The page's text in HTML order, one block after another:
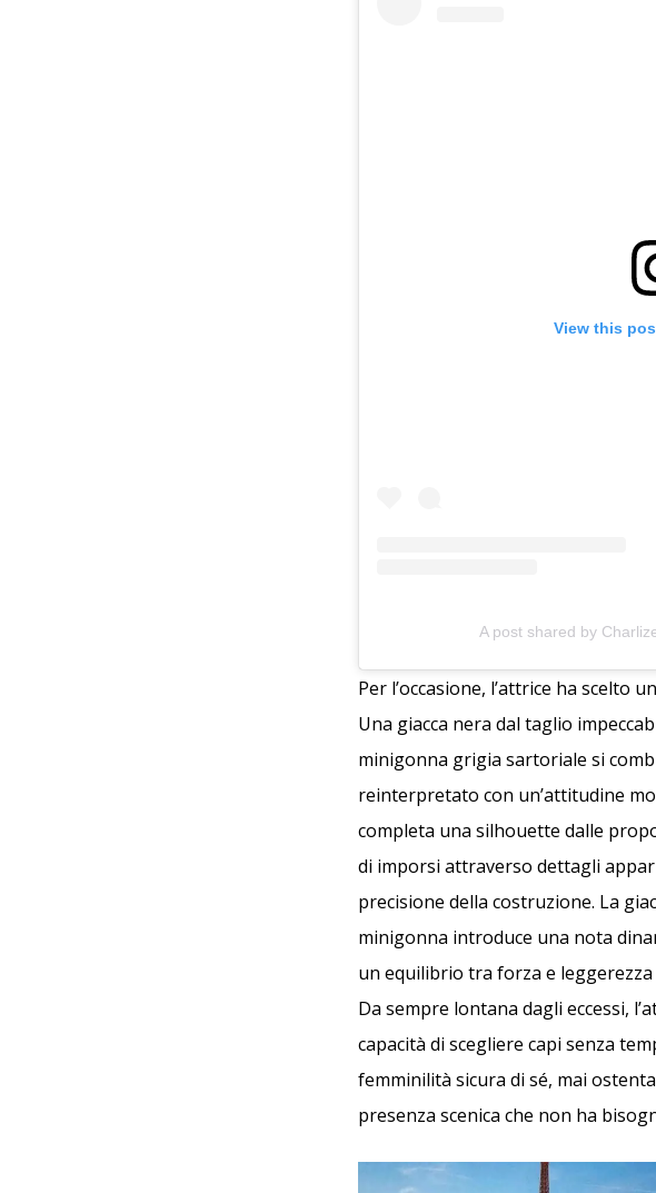
View this
A post shared by
Per l’occasione, l’attrice ha scelto
Una giacca nera dal taglio
minigonna grigia sartoriale si
reinterpretato con un’attitudine
completa una silhouette dalle
di imporsi attraverso dettagli
precisione della costruzione. La
minigonna introduce una nota
un equilibrio tra forza e
Da sempre lontana dagli eccessi,
capacità di scegliere capi senza
femminilità sicura di sé, mai
presenza scenica che non ha